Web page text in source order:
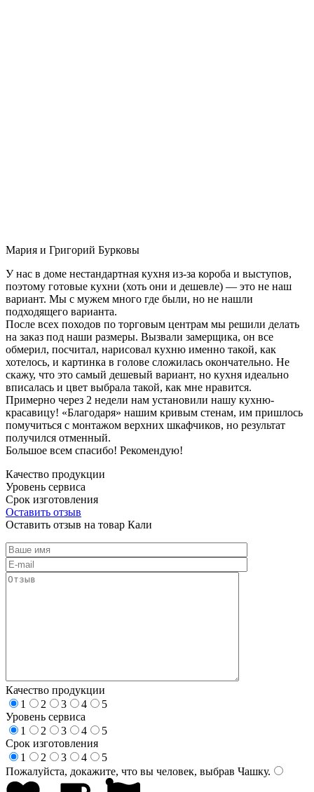
Мария и Григорий Бурковы
У нас в доме нестандартная кухня из-за короба и выступов,
поэтому готовые кухни (хоть они и дешевле) — это не наш
вариант. Мы с мужем много где были, но не нашли
подходящего варианта.
После всех походов по торговым центрам мы решили делать
на заказ под наши размеры. Вызвали замерщика, он все
обмерил, посчитал, нарисовал кухню именно такой, как
хотелось, и картинка в голове сложилась окончательно. Не
скажу, что это самый дешевый вариант, но кухня идеально
вписалась и цвет выбрала такой, как мне нравится.
Примерно через 2 недели нам установили нашу кухню-
красавицу! «Благодаря» нашим кривым стенам, им пришлось
помучиться с монтажом верхних шкафчиков, но результат
получился отменный.
Большое всем спасибо! Рекомендую!
Качество продукции
Уровень сервиса
Срок изготовления
Оставить отзыв
Оставить отзыв на товар Кали
Качество продукции
1
2 3 4
5
Уровень сервиса
1
2 3 4
5
Срок изготовления
1
2 3 4
5
Пожалуйста, докажите, что вы человек, выбрав Чашку.